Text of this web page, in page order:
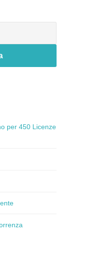
per 450 Licenze